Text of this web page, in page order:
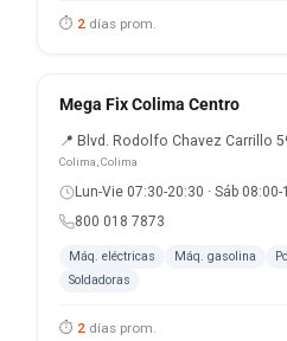
⏱ 2 días prom.
Mega Fix Colima Centro
📍 Blvd. Rodolfo Chavez Carrillo
Colima, Colima
Lun-Vie 07:30-20:30 · Sáb 08:00-
800 018 7873
Máq. eléctricas Máq. gasolina
Soldadoras
⏱ 2 días prom.